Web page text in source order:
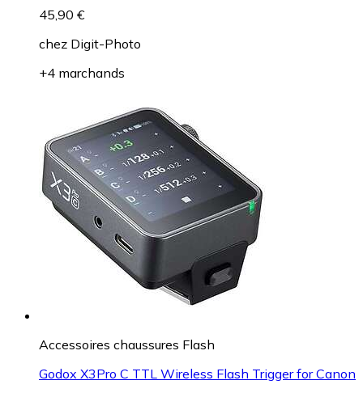
45,90 €
chez Digit-Photo
+4 marchands
Accessoires chaussures Flash
Godox X3Pro C TTL Wireless Flash Trigger for Canon